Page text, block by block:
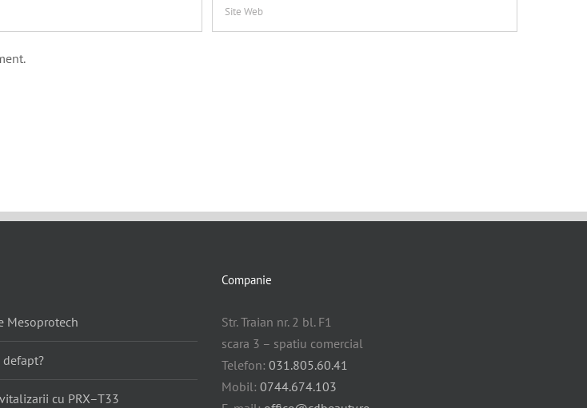
Mesoprotech
defapt?
cu PRX–T33
Companie
Str. Traian nr. 2 bl. F1
scara 3 – spatiu comercial
Telefon: 031.805.60.41
Mobil: 0744.674.103